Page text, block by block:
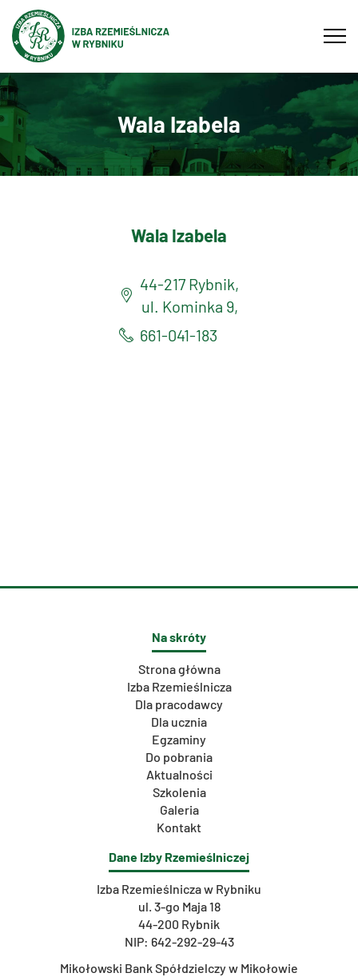
Wala Izabela
Wala Izabela
44-217 Rybnik,
ul. Kominka 9,
661-041-183
Na skróty
Strona główna
Izba Rzemieślnicza
Dla pracodawcy
Dla ucznia
Egzaminy
Do pobrania
Aktualności
Szkolenia
Galeria
Kontakt
Dane Izby Rzemieślniczej
Izba Rzemieślnicza w Rybniku
ul. 3-go Maja 18
44-200 Rybnik
NIP: 642-292-29-43
Mikołowski Bank Spółdzielczy w Mikołowie